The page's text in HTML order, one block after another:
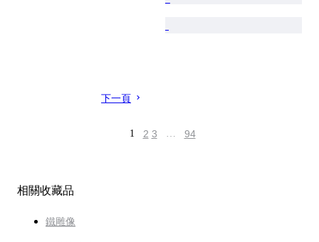
下一頁
1 2 3 … 94
相關收藏品
鐵雕像